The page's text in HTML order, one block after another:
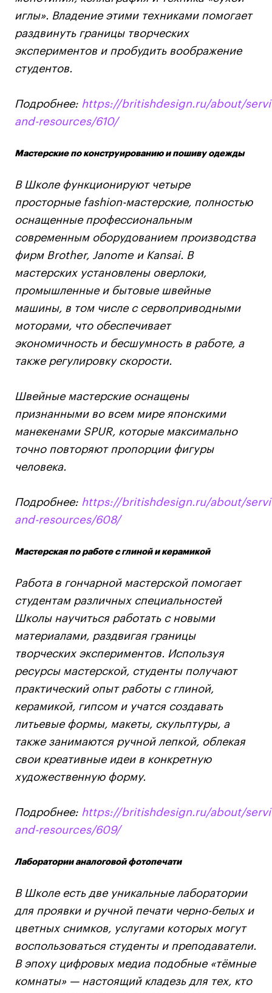
дверей
дверей
События
События
Истории успеха
Истории успеха
info@britishdesign.ru
info@britishdesign.ru
Адрес на карте
Адрес на карте
Universal University
Universal University
© 2026 БВШД
Политика конфиденциальности
Публичная оферта
Условия возврата
Кредит на образование с господдержкой
Лицензия на осуществление образовательной
деятельности АНО ВО «Универсальный
иглы». Владение этими техниками помогает
раздвинуть границы творческих
экспериментов и пробудить воображение
студентов.
Подробнее: https://britishdesign.ru/about/
and-resources/610/
Мастерские по конструированию и пошиву одежды
В Школе функционируют четыре
просторные fashion-мастерские, полностью
оснащенные профессиональным
современным оборудованием производства
фирм Brother, Janome и Kansai. В
мастерских установлены оверлоки,
промышленные и бытовые швейные
машины, в том числе с сервоприводными
моторами, что обеспечивает
экономичность и бесшумность в работе, а
также регулировку скорости.
Швейные мастерские оснащены
признанными во всем мире японскими
манекенами SPUR, которые максимально
точно повторяют пропорции фигуры
человека.
Подробнее: https://britishdesign.ru/about/
and-resources/608/
Мастерская по работе с глиной и керамикой
Работа в гончарной мастерской помогает
студентам различных специальностей
Школы научиться работать с новыми
материалами, раздвигая границы
творческих экспериментов. Используя
ресурсы мастерской, студенты получают
практический опыт работы с глиной,
керамикой, гипсом и учатся создавать
литьевые формы, макеты, скульптуры, а
также занимаются ручной лепкой, облекая
свои креативные идеи в конкретную
художественную форму.
Подробнее: https://britishdesign.ru/about/
and-resources/609/
Лаборатории аналоговой фотопечати
В Школе есть две уникальные лаборатории
для проявки и ручной печати черно-белых и
цветных снимков, услугами которых могут
воспользоваться студенты и преподаватели.
В эпоху цифровых медиа подобные «тёмные
комнаты» — настоящий кладезь для тех, кто